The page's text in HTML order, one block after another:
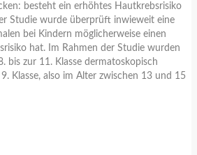
besteht ein erhöhtes Hautkrebsrisiko
Studie wurde überprüft inwieweit eine
bei Kindern möglicherweise einen
hat. Im Rahmen der Studie wurden
bis zur 11. Klasse dermatoskopisch
Klasse, also im Alter zwischen 13 und 15